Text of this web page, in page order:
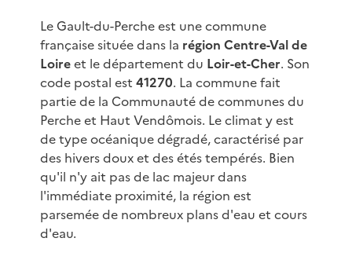
Le Gault-du-Perche est une commune
française située dans la région Centre-Val de
Loireet le département du Loir-et-Cher. Son
code postal est 41270. La commune fait
partie de la Communauté de communes du
Perche et Haut Vendômois. Le climat y est
de type océanique dégradé, caractérisé par
des hivers doux et des étés tempérés. Bien
qu'il n'y ait pas de lac majeur dans
l'immédiate proximité, la région est
parsemée de nombreux plans d'eau et cours
d'eau.